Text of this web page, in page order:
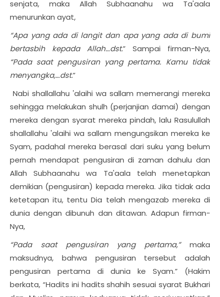
senjata, maka Allah Subhaanahu wa Ta'aala
menurunkan ayat,
“Apa yang ada di langit dan apa yang ada di bumi
bertasbih kepada Allah…dst.” Sampai firman-Nya,
“Pada saat pengusiran yang pertama. Kamu tidak
menyangka,…dst.”
Nabi shallallahu 'alaihi wa sallam memerangi mereka
sehingga melakukan shulh (perjanjian damai) dengan
mereka dengan syarat mereka pindah, lalu Rasulullah
shallallahu 'alaihi wa sallam mengungsikan mereka ke
Syam, padahal mereka berasal dari suku yang belum
pernah mendapat pengusiran di zaman dahulu dan
Allah Subhaanahu wa Ta'aala telah menetapkan
demikian (pengusiran) kepada mereka. Jika tidak ada
ketetapan itu, tentu Dia telah mengazab mereka di
dunia dengan dibunuh dan ditawan. Adapun firman-
Nya,
“Pada saat pengusiran yang pertama,” maka
maksudnya, bahwa pengusiran tersebut adalah
pengusiran pertama di dunia ke Syam.” (Hakim
berkata, “Hadits ini hadits shahih sesuai syarat Bukhari